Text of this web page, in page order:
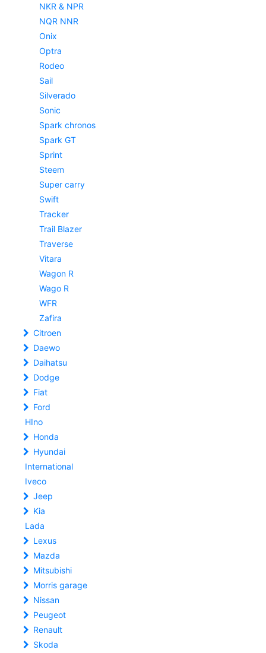
NKR & NPR
NQR NNR
Onix
Optra
Rodeo
Sail
Silverado
Sonic
Spark chronos
Spark GT
Sprint
Steem
Super carry
Swift
Tracker
Trail Blazer
Traverse
Vitara
Wagon R
Wago R
WFR
Zafira
Citroen
Daewo
Daihatsu
Dodge
Fiat
Ford
HIno
Honda
Hyundai
International
Iveco
Jeep
Kia
Lada
Lexus
Mazda
Mitsubishi
Morris garage
Nissan
Peugeot
Renault
Skoda